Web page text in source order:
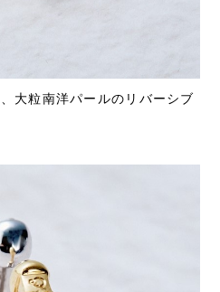
大粒南洋パールのリバーシブ